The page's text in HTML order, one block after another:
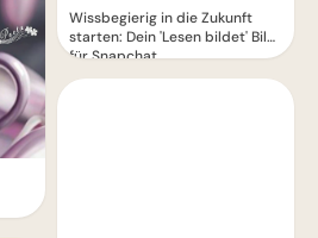
Wissbegierig in die Zukunft
starten: Dein 'Lesen bildet' Bild
für Snapchat